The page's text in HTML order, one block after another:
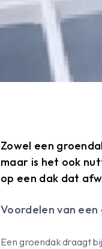
Zowel een
maar is het ook
op een dak dat
Voordelen van
Een groendak draagt